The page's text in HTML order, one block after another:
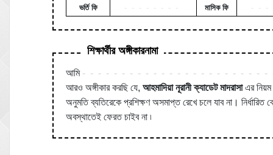
ভর্তি ফি
-------- মাসিক ফি
শিক্ষার্থীর অঙ্গীকারনামা
আমি
আরও অঙ্গীকার করছি যে, আহমাদিয়া নূরানী ক্যাডেট মাদরাসাএর নিয়ম
অনুমতি ব্যতিরেকে প্রশিক্ষণ অসমাপ্ত রেখে চলে যাব না।
অবস্থাতেই ফেরত চাইব না ৷